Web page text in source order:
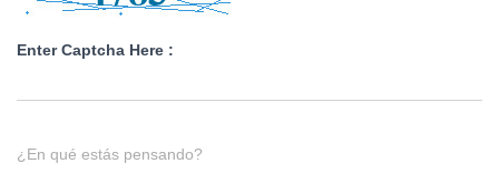
Enter Captcha Here :
¿En qué estás pensando?